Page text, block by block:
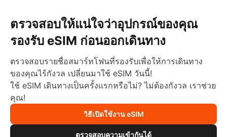
ตรวจสอบให้แน่ใจว่าอุปกรณ์ของคุณ
รองรับ eSIM ก่อนออกเดินทาง
ตรวจสอบรายชื่อสมาร์ทโฟนที่รองรับเพื่อให้การเดินทาง
ของคุณไร้กังวล เปลี่ยนมาใช้ eSIM วันนี้!
ใช้ eSIM เดินทางเป็นครั้งแรกหรือไม่? ไม่ต้องกังวล เราช่วย
คุณ!
วิธีเปิดใช้งาน eSIM
ตรวจสอบความเข้ากันได้